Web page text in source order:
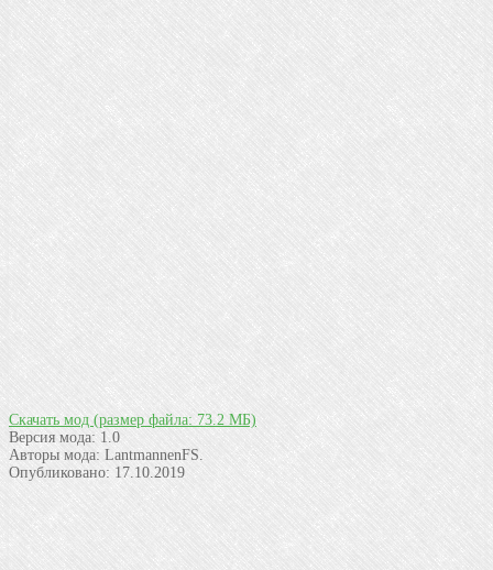
Скачать мод(размер файла: 73.2 МБ)
Версия мода: 1.0
Авторы мода: LantmannenFS.
Опубликовано: 17.10.2019